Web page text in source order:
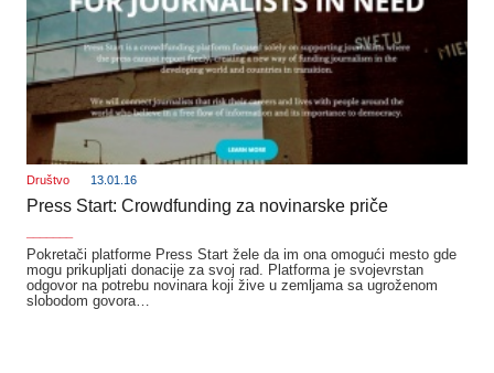
Društvo 13.01.16
Press Start: Crowdfunding za novinarske priče
Pokretači platforme Press Start žele da im ona omogući mesto gde
mogu prikupljati donacije za svoj rad. Platforma je svojevrstan
odgovor na potrebu novinara koji žive u zemljama sa ugroženom
slobodom govora…